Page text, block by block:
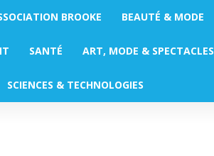
BROOKE BEAUTÉ & MODE
SANTÉ ART, MODE & SPECTACLES
SCIENCES & TECHNOLOGIES